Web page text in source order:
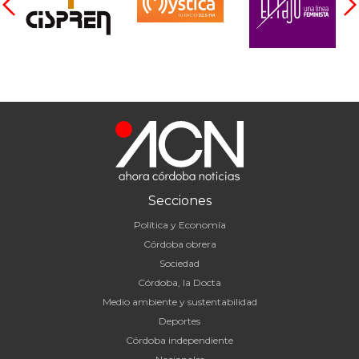
Secciones
Política y Economía
Córdoba obrera
Sociedad
Córdoba, la Docta
Medio ambiente y sustentabilidad
Deportes
Córdoba independiente